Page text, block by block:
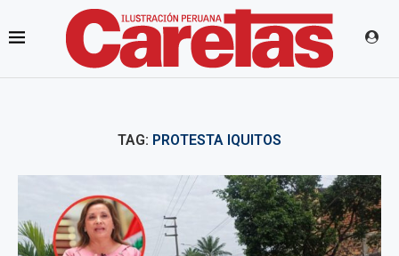
TAG: PROTESTA IQUITOS